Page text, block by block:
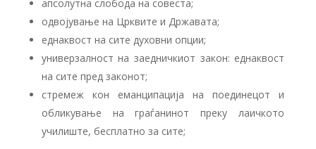
апсолутна слобода на совеста;
одвојување на Црквите и Државата;
еднаквост на сите духовни опции;
универзалност на заедничкиот закон: еднаквост
на сите пред законот;
стремеж кон еманципација на поединецот и
обликување на граѓанинот преку лаичкото
училиште, бесплатно за сите;